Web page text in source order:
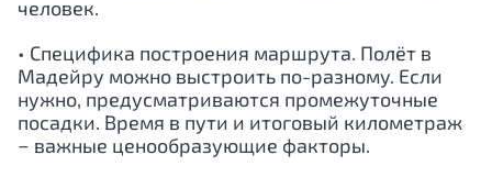
человек.
• Специфика построения маршрута. Полёт в
Мадейру можно выстроить по-разному. Если
нужно, предусматриваются промежуточные
посадки. Время в пути и итоговый километраж
− важные ценообразующие факторы.